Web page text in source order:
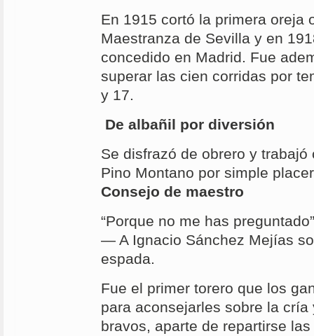
En 1915 cortó la primera oreja
Maestranza de Sevilla y en
concedido en Madrid. Fue
superar las cien corridas por
y 17.
De albañil por diversión
Se disfrazó de obrero y
Pino Montano por simple placer
Consejo de maestro
“Porque no me has preguntado”
— A Ignacio Sánchez Mejías
espada.
Fue el primer torero que los
para aconsejarles sobre la
bravos, aparte de repartirse